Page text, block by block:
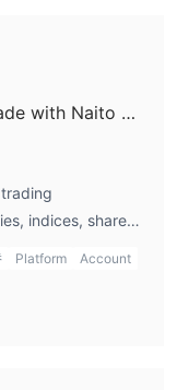
from using
absence of a
for new What trading instruments can I trade with Naito Securities?
indices, shares,
global
US, giving
of the
Platform
Account